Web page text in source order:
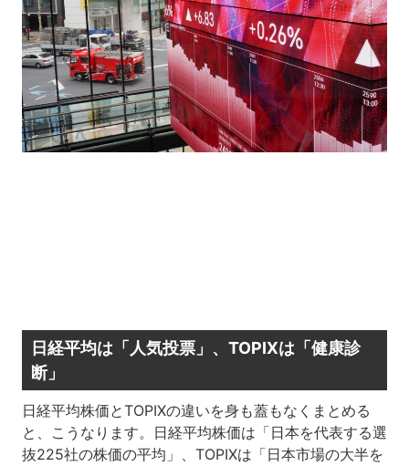
日経平均は「人気投票」、TOPIXは「健康診
断」
日経平均株価とTOPIXの違いを身も蓋もなくまとめる
と、こうなります。日経平均株価は「日本を代表する選
抜225社の株価の平均」、TOPIXは「日本市場の大半を